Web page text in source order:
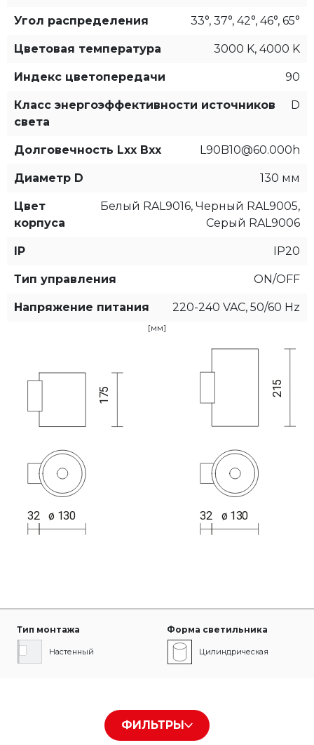
Угол распределения 33°, 37°, 42°, 46°, 65°
Цветовая температура 3000 K, 4000 K
Индекс цветопередачи 90
Класс энергоэффективности источников
света
D
Долговечность Lxx Bxx L90B10@60.000h
Диаметр D 130 мм
Цвет
корпуса
Белый RAL9016, Черный RAL9005,
Серый RAL9006
IP IP20
Тип управления ON/OFF
Напряжение питания 220-240 VAC, 50/60 Hz
[мм]
Тип монтажа
Настенный
Форма светильника
Цилиндрическая
Цвет корпуса
Белый RAL9016
ФИЛЬТРЫ